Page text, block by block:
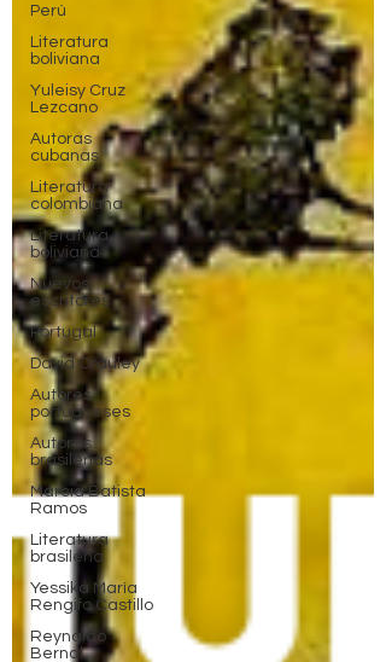
Perú
Literatura
boliviana
Yuleisy Cruz
Lezcano
Autoras
cubanas
Literatura
colombiana
Literatura
boliviana
Nuevos
escritores
Portugal
David Crauley
Autores
portugueses
Autoras
brasileñas
Márcia Batista
Ramos
Literatura
brasileña
Yessika María
Rengifo Castillo
Reynaldo
Bernal